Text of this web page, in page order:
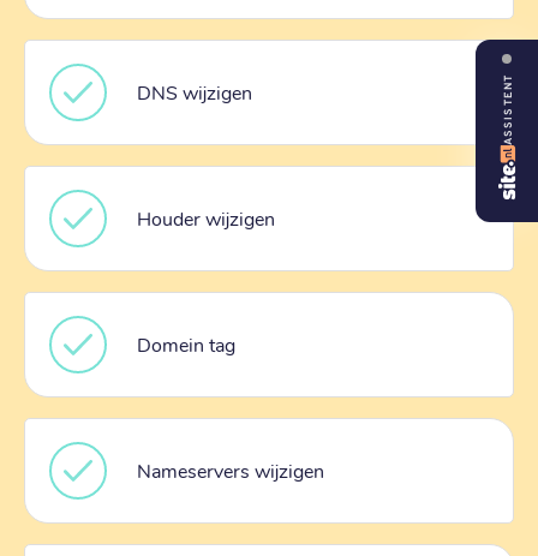
DNS wijzigen
Houder wijzigen
Domein tag
Nameservers wijzigen
ASSISTENT